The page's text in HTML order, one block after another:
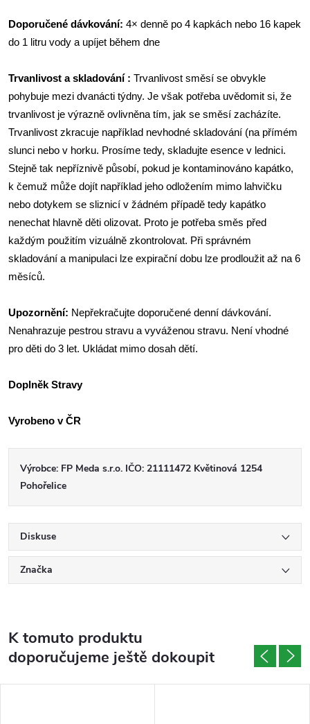
Doporučené dávkování: 4× denně po 4 kapkách nebo 16 kapek
do 1 litru vody a upíjet během dne
Trvanlivost a skladování : Trvanlivost směsí se obvykle
pohybuje mezi dvanácti týdny. Je však potřeba uvědomit si, že
trvanlivost je výrazně ovlivněna tím, jak se směsí zacházíte.
Trvanlivost zkracuje například nevhodné skladování (na přímém
slunci nebo v horku. Prosíme tedy, skladujte esence v lednici.
Stejně tak nepříznivě působí, pokud je kontaminováno kapátko,
k čemuž může dojít například jeho odložením mimo lahvičku
nebo dotykem se sliznicí v žádném případě tedy kapátko
nenechat hlavně děti olizovat. Proto je potřeba směs před
každým použitím vizuálně zkontrolovat. Při správném
skladování a manipulaci lze expirační dobu lze prodloužit až na 6
měsíců.
Upozornění: Nepřekračujte doporučené denní dávkování.
Nenahrazuje pestrou stravu a vyváženou stravu. Není vhodné
pro děti do 3 let. Ukládat mimo dosah dětí.
Doplněk Stravy
Vyrobeno v ČR
Výrobce: FP Meda s.r.o. IČO: 21111472 Květinová 1254
Pohořelice
Diskuse
Značka
K tomuto produktu
doporučujeme ještě dokoupit